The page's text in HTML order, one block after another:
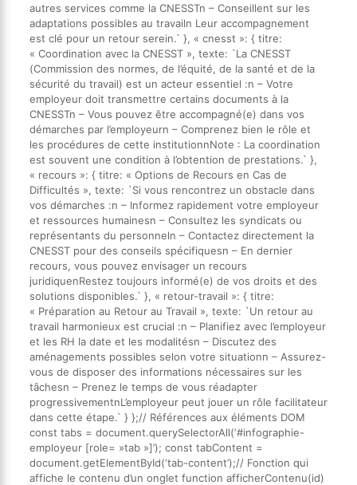
autres services comme la CNESSTn – Conseillent sur les
adaptations possibles au travailn Leur accompagnement
est clé pour un retour serein.` }, « cnesst »: { titre:
« Coordination avec la CNESST », texte: `La CNESST
(Commission des normes, de l’équité, de la santé et de la
sécurité du travail) est un acteur essentiel :n – Votre
employeur doit transmettre certains documents à la
CNESSTn – Vous pouvez être accompagné(e) dans vos
démarches par l’employeurn – Comprenez bien le rôle et
les procédures de cette institutionnNote : La coordination
est souvent une condition à l’obtention de prestations.` },
« recours »: { titre: « Options de Recours en Cas de
Difficultés », texte: `Si vous rencontrez un obstacle dans
vos démarches :n – Informez rapidement votre employeur
et ressources humainesn – Consultez les syndicats ou
représentants du personneln – Contactez directement la
CNESST pour des conseils spécifiquesn – En dernier
recours, vous pouvez envisager un recours
juridiquenRestez toujours informé(e) de vos droits et des
solutions disponibles.` }, « retour-travail »: { titre:
« Préparation au Retour au Travail », texte: `Un retour au
travail harmonieux est crucial :n – Planifiez avec l’employeur
et les RH la date et les modalitésn – Discutez des
aménagements possibles selon votre situationn – Assurez-
vous de disposer des informations nécessaires sur les
tâchesn – Prenez le temps de vous réadapter
progressivementnL’employeur peut jouer un rôle facilitateur
dans cette étape.` } };// Références aux éléments DOM
const tabs = document.querySelectorAll(‘#infographie-
employeur [role= »tab »]’); const tabContent =
document.getElementById(‘tab-content’);// Fonction qui
affiche le contenu d’un onglet function afficherContenu(id)